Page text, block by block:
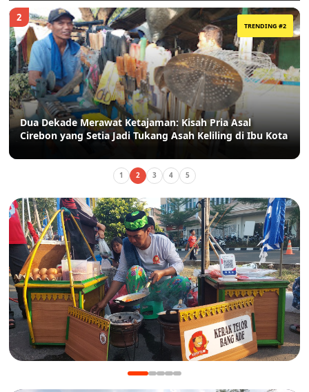
2
TRENDING #2
Dua Dekade Merawat Ketajaman: Kisah Pria Asal
Cirebon yang Setia Jadi Tukang Asah Keliling di Ibu Kota
1 2 3 4 5